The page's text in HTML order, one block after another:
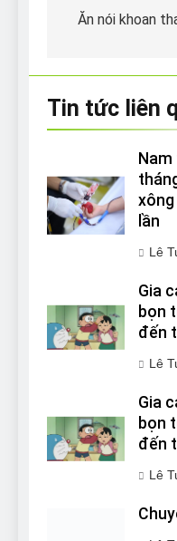
hướng
Ăn nói khoan
Tin tức liên
Nam
xông
lần
Lê
Gia
bọn
đến
Lê
Gia
bọn
đến
Lê